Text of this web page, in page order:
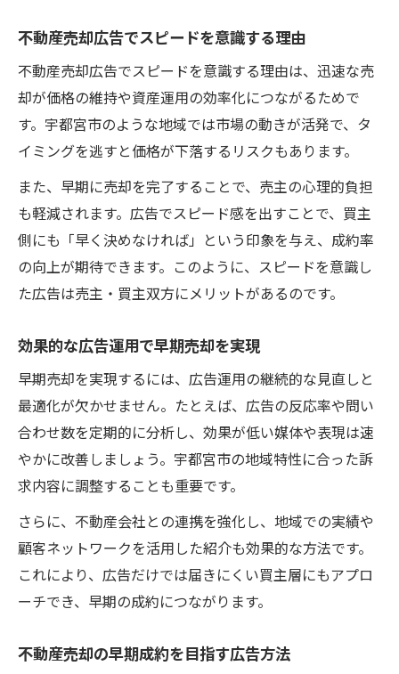
不動産売却広告でスピードを意識する理由
不動産売却広告でスピードを意識する理由は、迅速な売
却が価格の維持や資産運用の効率化につながるためで
す。宇都宮市のような地域では市場の動きが活発で、タ
イミングを逃すと価格が下落するリスクもあります。
また、早期に売却を完了することで、売主の心理的負担
も軽減されます。広告でスピード感を出すことで、買主
側にも「早く決めなければ」という印象を与え、成約率
の向上が期待できます。このように、スピードを意識し
た広告は売主・買主双方にメリットがあるのです。
効果的な広告運用で早期売却を実現
早期売却を実現するには、広告運用の継続的な見直しと
最適化が欠かせません。たとえば、広告の反応率や問い
合わせ数を定期的に分析し、効果が低い媒体や表現は速
やかに改善しましょう。宇都宮市の地域特性に合った訴
求内容に調整することも重要です。
さらに、不動産会社との連携を強化し、地域での実績や
顧客ネットワークを活用した紹介も効果的な方法です。
これにより、広告だけでは届きにくい買主層にもアプロ
ーチでき、早期の成約につながります。
不動産売却の早期成約を目指す広告方法